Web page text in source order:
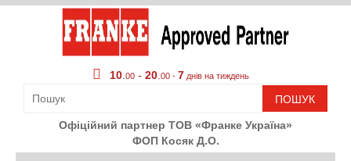
10 00 - 20 00 - 7 днів на тиждень
ПОШУК
Офіційний партнер ТОВ «Франке Україна»
ФОП Косяк Д.О.